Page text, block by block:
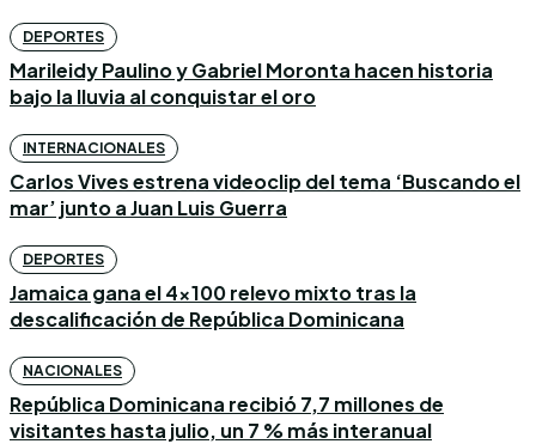
DEPORTES
Marileidy Paulino y Gabriel Moronta hacen historia
bajo la lluvia al conquistar el oro
INTERNACIONALES
Carlos Vives estrena videoclip del tema ‘Buscando el
mar’ junto a Juan Luis Guerra
DEPORTES
Jamaica gana el 4×100 relevo mixto tras la
descalificación de República Dominicana
NACIONALES
República Dominicana recibió 7,7 millones de
visitantes hasta julio, un 7 % más interanual